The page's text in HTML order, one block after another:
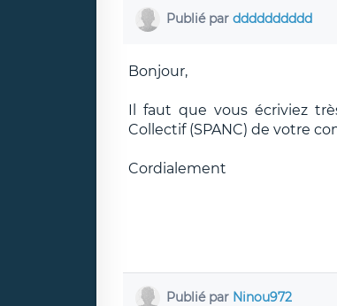
Publié par dddddddddd
Bonjour,
Il faut que vous écriviez
Collectif (SPANC) de votre
Cordialement
Publié par Ninou972